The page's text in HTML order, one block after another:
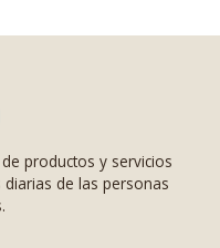
productos y servicios
de las personas